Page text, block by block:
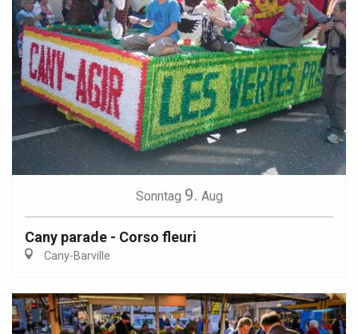
Sonntag 9. Aug
Cany parade - Corso fleuri
Cany-Barville